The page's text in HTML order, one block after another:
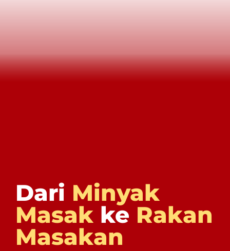
Dari Minyak
Masak ke Rakan
Masakan